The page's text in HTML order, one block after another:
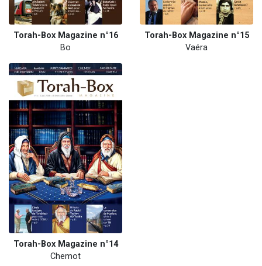
Torah-Box Magazine n°16
Bo
Torah-Box Magazine n°15
Vaéra
Torah-Box Magazine n°14
Chemot